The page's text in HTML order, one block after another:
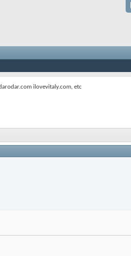
ilovevitaly.com, etc